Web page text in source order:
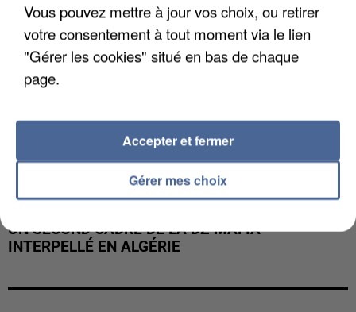
UN SECOND CADRE DE LA DZ MAFIA
INTERPELLÉ EN ALGÉRIE
Vous pouvez mettre à jour vos choix, ou retirer
votre consentement à tout moment via le lien
"Gérer les cookies" situé en bas de chaque
page.
Gérer mes choix
Accepter et fermer